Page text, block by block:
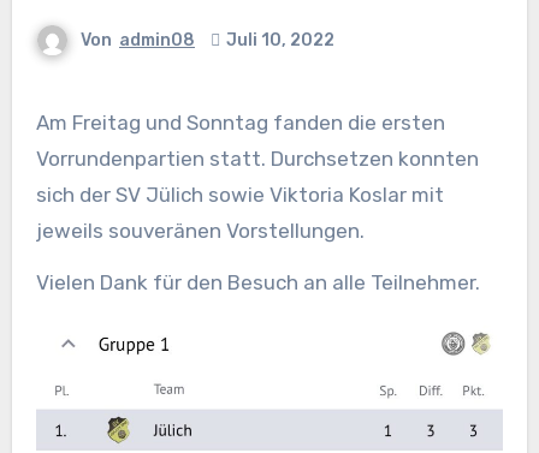
Von admin08 Juli 10, 2022
Am Freitag und Sonntag fanden die ersten
Vorrundenpartien statt. Durchsetzen konnten
sich der SV Jülich sowie Viktoria Koslar mit
jeweils souveränen Vorstellungen.
Vielen Dank für den Besuch an alle Teilnehmer.